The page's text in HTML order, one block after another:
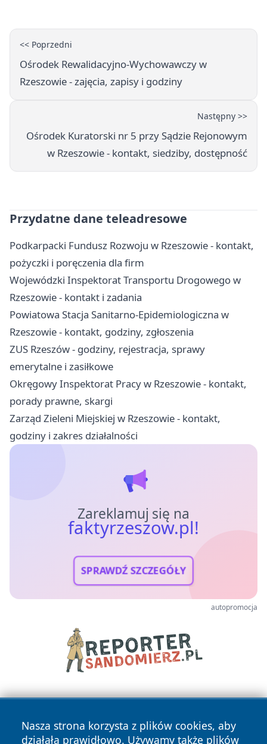
<< Poprzedni
Ośrodek Rewalidacyjno-Wychowawczy w
Rzeszowie - zajęcia, zapisy i godziny
Następny >>
Ośrodek Kuratorski nr 5 przy Sądzie Rejonowym
w Rzeszowie - kontakt, siedziby, dostępność
Przydatne dane teleadresowe
Podkarpacki Fundusz Rozwoju w Rzeszowie - kontakt,
pożyczki i poręczenia dla firm
Wojewódzki Inspektorat Transportu Drogowego w
Rzeszowie - kontakt i zadania
Powiatowa Stacja Sanitarno-Epidemiologiczna w
Rzeszowie - kontakt, godziny, zgłoszenia
ZUS Rzeszów - godziny, rejestracja, sprawy
emerytalne i zasiłkowe
Okręgowy Inspektorat Pracy w Rzeszowie - kontakt,
porady prawne, skargi
Zarząd Zieleni Miejskiej w Rzeszowie - kontakt,
godziny i zakres działalności
Zareklamuj się na
faktyrzeszow.pl!
SPRAWDŹ SZCZEGÓŁY
autopromocja
Nasza strona korzysta z plików cookies, aby
działała prawidłowo. Używamy także plików